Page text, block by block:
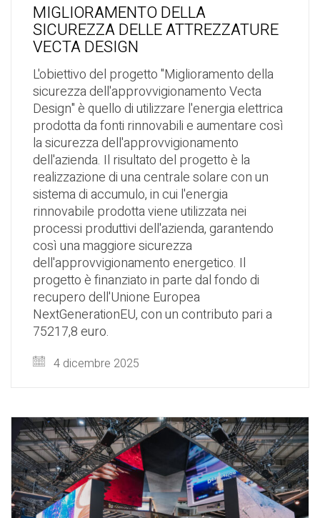
MIGLIORAMENTO DELLA
SICUREZZA DELLE ATTREZZATURE
VECTA DESIGN
L'obiettivo del progetto "Miglioramento della
sicurezza dell'approvvigionamento Vecta
Design" è quello di utilizzare l'energia elettrica
prodotta da fonti rinnovabili e aumentare così
la sicurezza dell'approvvigionamento
dell'azienda. Il risultato del progetto è la
realizzazione di una centrale solare con un
sistema di accumulo, in cui l'energia
rinnovabile prodotta viene utilizzata nei
processi produttivi dell'azienda, garantendo
così una maggiore sicurezza
dell'approvvigionamento energetico. Il
progetto è finanziato in parte dal fondo di
recupero dell'Unione Europea
NextGenerationEU, con un contributo pari a
75217,8 euro.
4 dicembre 2025